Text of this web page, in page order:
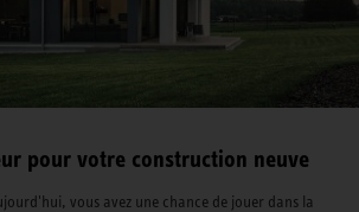
pour votre construction neuve
vous avez une chance de jouer dans la